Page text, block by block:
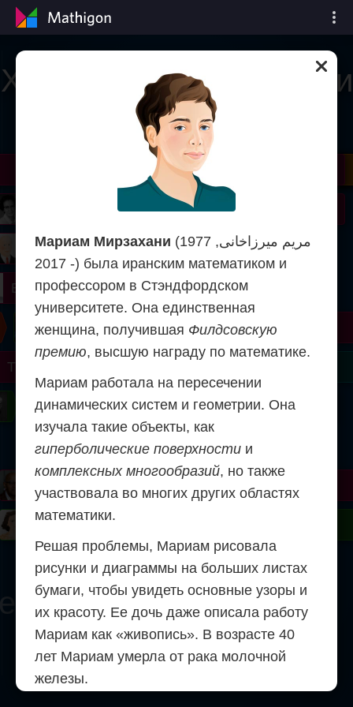
Хронология математики
Mirzakhani
Perelman
Zhang
Daubechies
Bourgain
Wiles
Shamir
Yau
Thurston
Uhlenbeck
Langlands
Easley
Serre
Mandelbrot
Wilkins
Robinson
Lorenz
Gardner
Erdős
Turing
Chern
Мариам Мирзахани (مریم میرزاخانی, 1977
- 2017) была иранским математиком и
профессором в Стэндфордском
университете. Она единственная
женщина, получившая Филдсовскую
премию, высшую награду по математике.
Мариам работала на пересечении
динамических систем и геометрии. Она
изучала такие объекты, как
гиперболические поверхности и
комплексных многообразий, но также
участвовала во многих других областях
математики.
Решая проблемы, Мариам рисовала
рисунки и диаграммы на больших листах
бумаги, чтобы увидеть основные узоры и
их красоту. Ее дочь даже описала работу
Мариам как «живопись». В возрасте 40
лет Мариам умерла от рака молочной
железы.